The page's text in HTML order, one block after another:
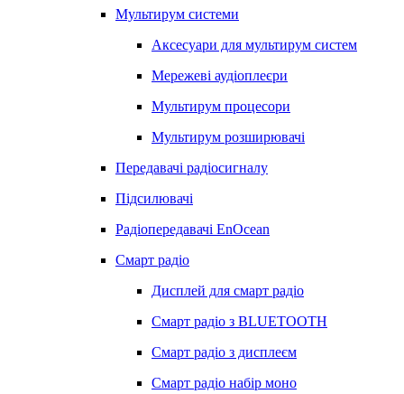
Мультирум системи
Аксесуари для мультирум систем
Мережеві аудіоплеєри
Мультирум процесори
Мультирум розширювачі
Передавачі радіосигналу
Підсилювачі
Радіопередавачі EnOcean
Смарт радіо
Дисплей для смарт радіо
Смарт радіо з BLUETOOTH
Смарт радіо з дисплеєм
Смарт радіо набір моно